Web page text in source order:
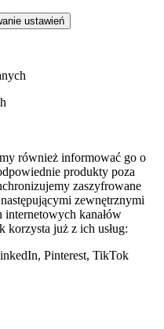
ustawień
również informować go o
produkty poza
zaszyfrowane
zewnętrznymi
kanałów
już z ich usług:
Pinterest, TikTok